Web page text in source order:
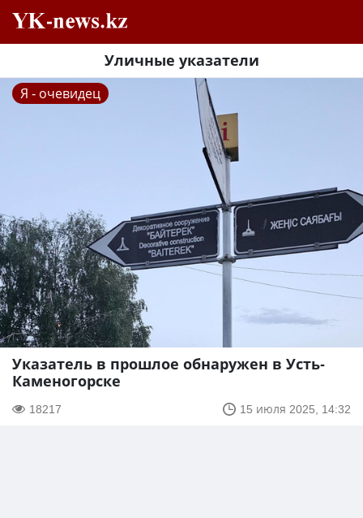
Уличные указатели
Я - очевидец
Указатель в прошлое обнаружен в Усть-
Каменогорске
18217 15 июля 2025, 14:32